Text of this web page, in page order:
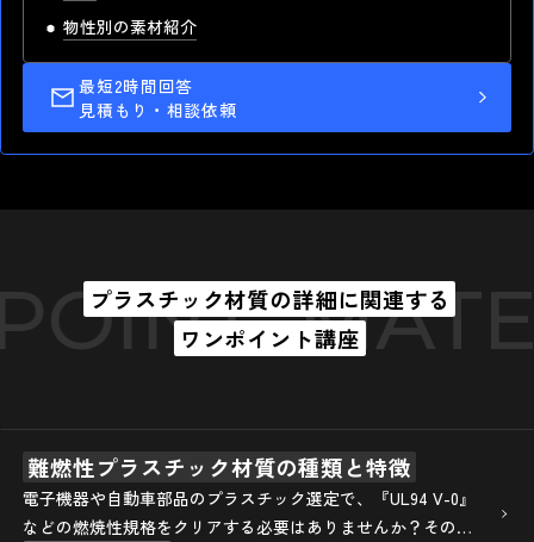
物性別の素材紹介
最短2時間回答
見積もり・相談依頼
プラスチック材質の詳細に関連する
ワンポイント講座
難燃性プラスチック材質の種類と特徴
電子機器や自動車部品のプラスチック選定で、『UL94 V-0』
などの燃焼性規格をクリアする必要はありませんか？その鍵